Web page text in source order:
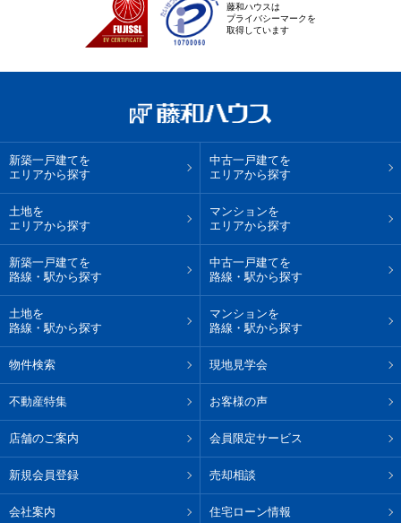
藤和ハウスは
プライバシーマークを
取得しています
新築一戸建てを
エリアから探す
中古一戸建てを
エリアから探す
土地を
エリアから探す
マンションを
エリアから探す
新築一戸建てを
路線・駅から探す
中古一戸建てを
路線・駅から探す
土地を
路線・駅から探す
マンションを
路線・駅から探す
物件検索 現地見学会
不動産特集 お客様の声
店舗のご案内 会員限定サービス
新規会員登録 売却相談
会社案内 住宅ローン情報